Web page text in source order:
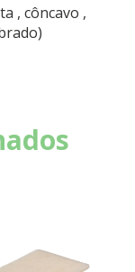
, côncavo ,